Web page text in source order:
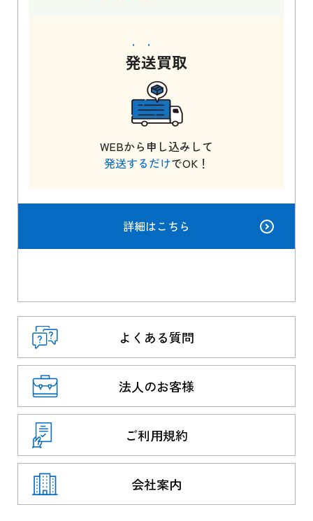
発送買取
WEBから申し込みして
発送するだけでOK！
詳細はこちら
よくある質問
法人のお客様
ご利用規約
会社案内